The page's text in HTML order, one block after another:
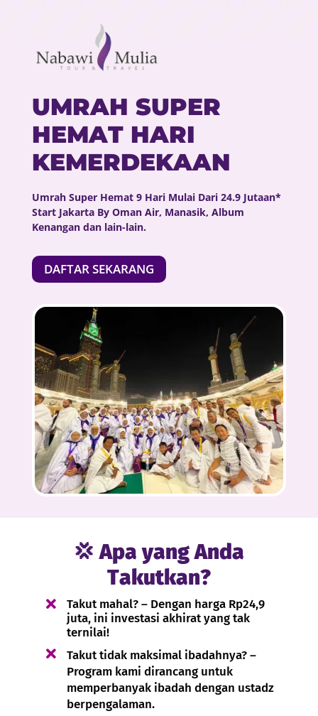
UMRAH SUPER
HEMAT HARI
KEMERDEKAAN
Umrah Super Hemat 9 Hari Mulai Dari 24.9 Jutaan*
Start Jakarta By Oman Air, Manasik, Album
Kenangan dan lain-lain.
DAFTAR SEKARANG
💢 Apa yang Anda
Takutkan?

Takut mahal? – Dengan harga Rp24,9
juta, ini investasi akhirat yang tak
ternilai!

Takut tidak maksimal ibadahnya? –
Program kami dirancang untuk
memperbanyak ibadah dengan ustadz
berpengalaman.